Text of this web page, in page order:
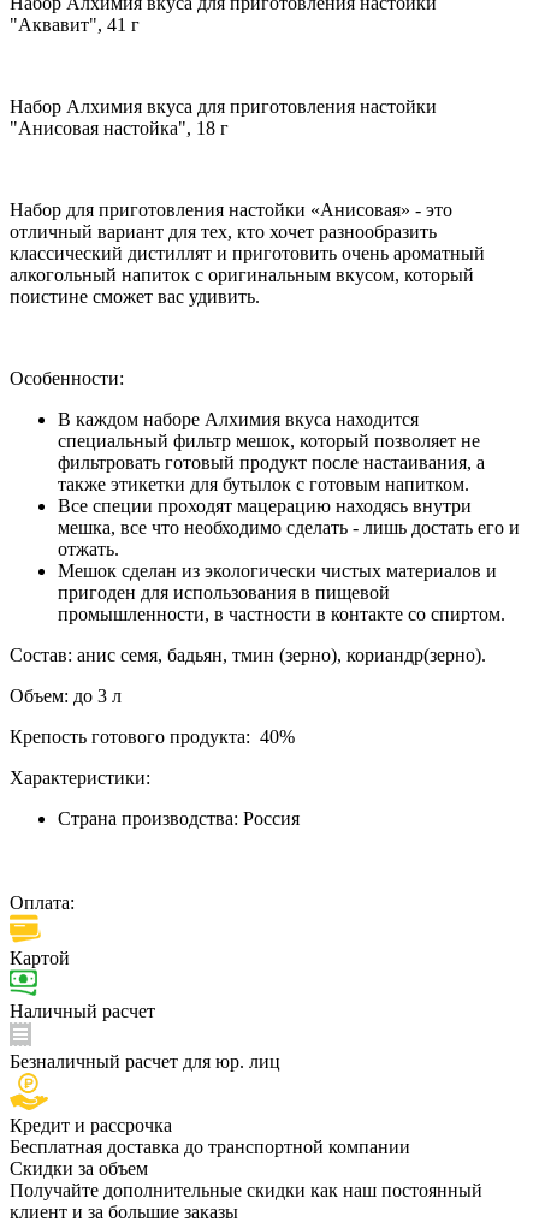
"Аквавит", 41 г
Набор Алхимия вкуса для приготовления настойки
"Анисовая настойка", 18 г
Набор для приготовления настойки «Анисовая» - это
отличный вариант для тех, кто хочет разнообразить
классический дистиллят и приготовить очень ароматный
алкогольный напиток с оригинальным вкусом, который
поистине сможет вас удивить.
Особенности:
В каждом наборе Алхимия вкуса находится
специальный фильтр мешок, который позволяет не
фильтровать готовый продукт после настаивания, а
также этикетки для бутылок с готовым напитком.
Все специи проходят мацерацию находясь внутри
мешка, все что необходимо сделать - лишь достать его и
отжать.
Мешок сделан из экологически чистых материалов и
пригоден для использования в пищевой
промышленности, в частности в контакте со спиртом.
Состав: анис семя, бадьян, тмин (зерно), кориандр(зерно).
Объем: до 3 л
Крепость готового продукта: 40%
Характеристики:
Страна производства: Россия
Оплата:
Картой
Наличный расчет
Безналичный расчет для юр. лиц
Кредит и рассрочка
Бесплатная доставка до транспортной компании
Скидки за объем
Получайте дополнительные скидки как наш постоянный
клиент и за большие заказы